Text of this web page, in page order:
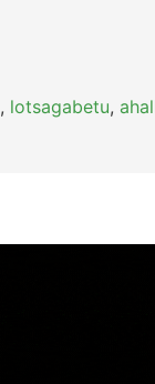
, lotsagabetu,